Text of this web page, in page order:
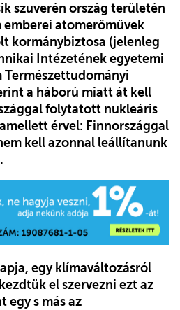
szuverén ország területén
emberei atomerőművek
kormánybiztosa (jelenleg
Intézetének egyetemi
Természettudományi
a háború miatt át kell
folytatott nukleáris
érvel: Finnországgal
kell azonnal leállítanunk
egy klímaváltozásról
el szervezni ezt az
egy s más az